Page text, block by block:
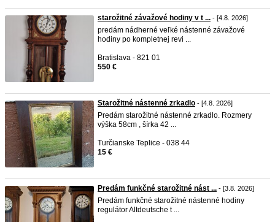
starožitné závažové hodiny v t ... - [4.8. 2026]
predám nádherné veľké nástenné závažové
hodiny po kompletnej revi ...
Bratislava - 821 01
550 €
Starožitné nástenné zrkadlo - [4.8. 2026]
Predám starožitné nástenné zrkadlo. Rozmery
výška 58cm , šírka 42 ...
Turčianske Teplice - 038 44
15 €
Predám funkčné starožitné nást ... - [3.8. 2026]
Predám funkčné starožitné nástenné hodiny
regulátor Altdeutsche t ...